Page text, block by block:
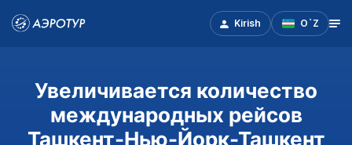
Kirish O`Z
Увеличивается количество
международных рейсов
Ташкент-Нью-Йорк-Ташкент